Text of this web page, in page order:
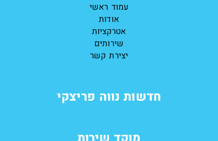
עמוד ראשי
אודות
אטרקציות
שירותים
יצירת קשר
חדשות נווה פריצקי